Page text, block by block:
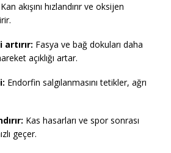
Kan akışını hızlandırır ve oksijen
Fasya ve bağ dokuları daha
açıklığı artar.
Endorfin salgılanmasını tetikler, ağrı
Kas hasarları ve spor sonrası
geçer.